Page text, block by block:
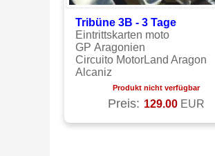
Tribüne 3B - 3 Tage
Eintrittskarten moto
GP Aragonien
Circuito MotorLand Aragon
Alcaniz
Produkt nicht verfügbar
Preis: 129.00 EUR